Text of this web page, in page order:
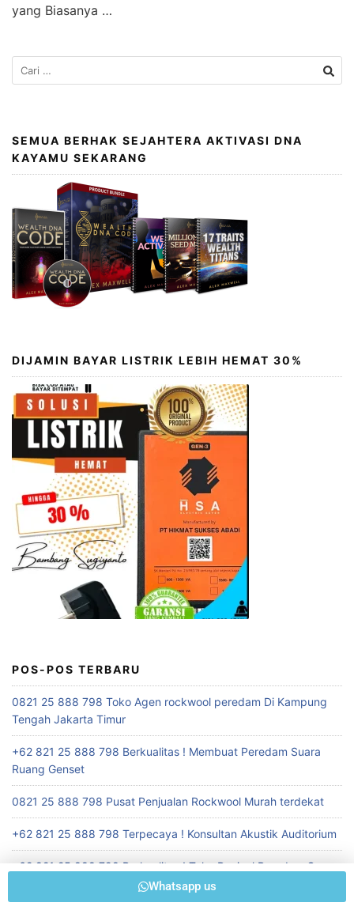
yang Biasanya …
SEMUA BERHAK SEJAHTERA AKTIVASI DNA
KAYAMU SEKARANG
DIJAMIN BAYAR LISTRIK LEBIH HEMAT 30%
POS-POS TERBARU
0821 25 888 798 Toko Agen rockwool peredam Di Kampung
Tengah Jakarta Timur
+62 821 25 888 798 Berkualitas ! Membuat Peredam Suara
Ruang Genset
0821 25 888 798 Pusat Penjualan Rockwool Murah terdekat
+62 821 25 888 798 Terpecaya ! Konsultan Akustik Auditorium
+62 821 25 888 798 Berkualitas ! Toko Penjual Peredam Suara
Whatsapp us